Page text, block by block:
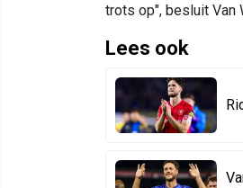
trots op", besluit Van
Lees ook